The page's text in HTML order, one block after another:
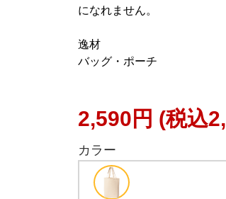
になれません。
逸材
バッグ・ポーチ
2,590円 (税込
カラー